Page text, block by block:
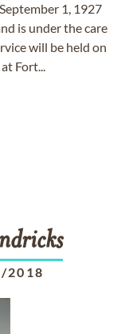
1, 1927
is under the care
will be held on
Fort...
2018